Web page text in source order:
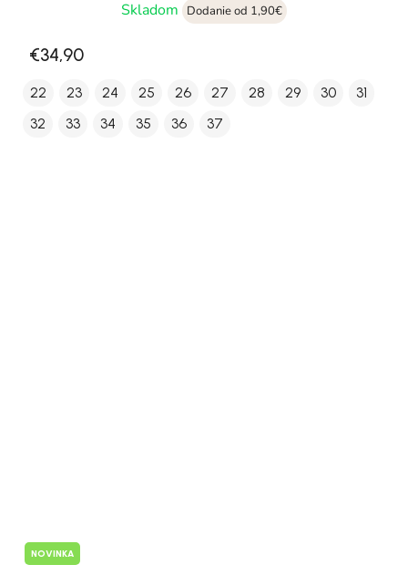
Skladom
Dodanie od 1,90€
€34,90
22 23 24 25 26 27 28 29 30
31
32
33 34 35 36 37
NOVINKA